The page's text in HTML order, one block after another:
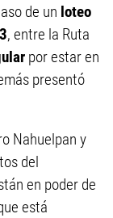
de un loteo
, entre la Ruta
por estar en
presentó
Nahuelpan y
del
en poder de
está